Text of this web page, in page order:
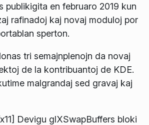
publikigita en februaro 2019 kun
rafinadoj kaj novaj moduloj por
sperton.
tri semajnplenojn da novaj
de la kontribuantoj de KDE.
malgrandaj sed gravaj kaj
Devigu glXSwapBuffers bloki